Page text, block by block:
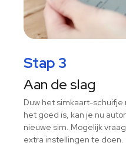
Stap 3
Aan de slag
Duw het simkaart-
het goed is, kan je nu
nieuwe sim. Mogelijk
extra instellingen te doen.